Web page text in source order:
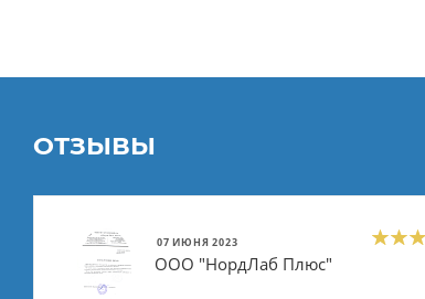
ОТЗЫВЫ
07 ИЮНЯ 2023
ООО "НордЛаб Плюс"